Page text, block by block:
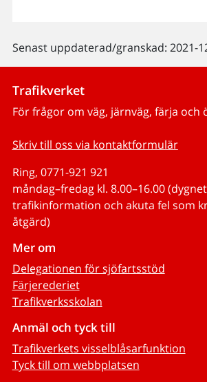
Senast uppdaterad/granskad: 2021-
Trafikverket
För frågor om väg, järnväg, färja och
Skriv till oss via kontaktformulär
Ring, 0771-921 921
måndag–fredag kl. 8.00–16.00
trafikinformation och akuta fel som
åtgärd)
Mer om
Delegationen för sjöfartsstöd
Färjerederiet
Trafikverksskolan
Anmäl och tyck till
Trafikverkets visselblåsarfunktion
Tyck till om webbplatsen